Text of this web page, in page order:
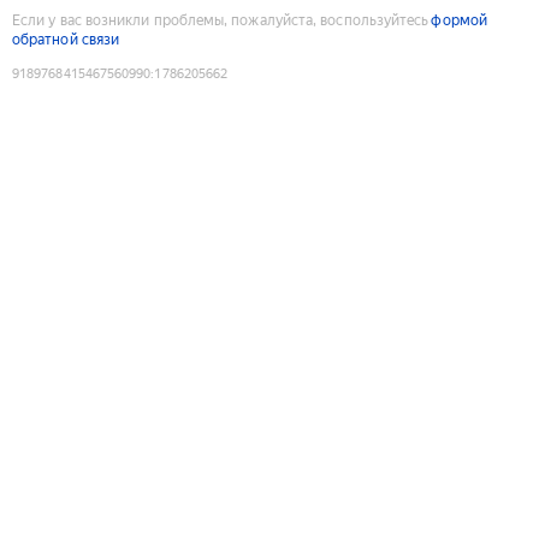
Если у вас возникли проблемы, пожалуйста, воспользуйтесьформой
обратной связи
9189768415467560990:1786205662